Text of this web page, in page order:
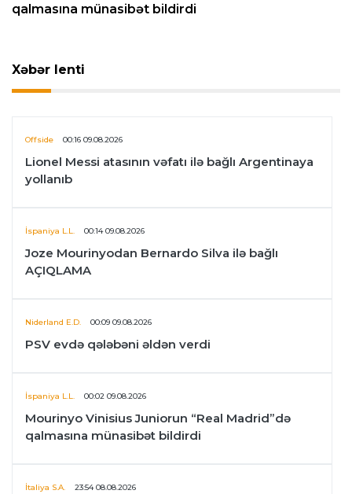
qalmasına münasibət bildirdi
Xəbər lenti
Offside 00:16 09.08.2026
Lionel Messi atasının vəfatı ilə bağlı Argentinaya
yollanıb
İspaniya L.L. 00:14 09.08.2026
Joze Mourinyodan Bernardo Silva ilə bağlı
AÇIQLAMA
Niderland E.D. 00:09 09.08.2026
PSV evdə qələbəni əldən verdi
İspaniya L.L. 00:02 09.08.2026
Mourinyo Vinisius Juniorun “Real Madrid”də
qalmasına münasibət bildirdi
İtaliya S.A. 23:54 08.08.2026